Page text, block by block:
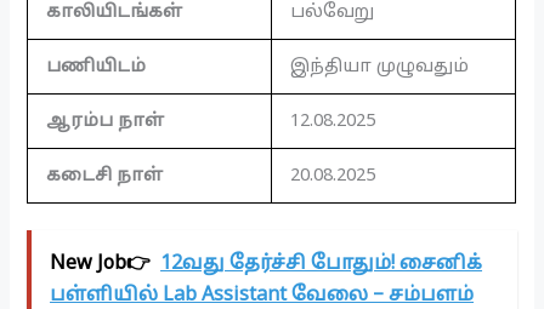
காலியிடங்கள் பல்வேறு
பணியிடம் இந்தியா முழுவதும்
ஆரம்ப நாள் 12.08.2025
கடைசி நாள் 20.08.2025
New Job👉 12வது தேர்ச்சி போதும்! சைனிக்
பள்ளியில் Lab Assistant வேலை – சம்பளம்